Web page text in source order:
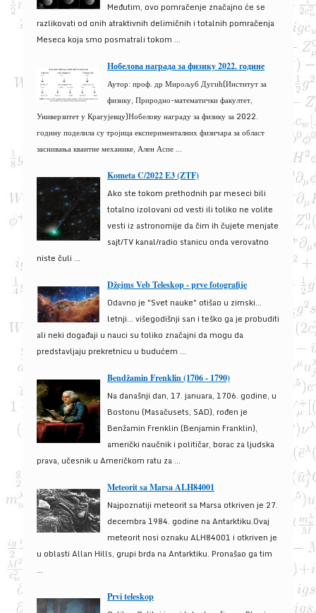
Međutim, ovo pomračenje značajno će se
razlikovati od onih atraktivnih delimičnih i totalnih pomračenja
Meseca koja smo posmatrali tokom ...
Нобелова награда за физику 2022. године
Аутор: проф. др Мирољуб Дугић(Институт за
физику, Природно-математички факултет,
Универзитет у Крагујевцу)Нобелову награду за физику за 2022.
годину поделила су тројица експерименталних физичара за област
заснивања квантне механике, Ален Аспе ...
Kometa C/2022 E3 (ZTF)
Ako ste tokom prethodnih par meseci bili
totalno izolovani od vesti ili toliko ne volite
vesti iz astronomije da čim ih čujete menjate
sajt/TV kanal/radio stanicu onda verovatno
niste čuli ...
Džejms Veb Teleskop - prve fotografije
Odavno je "Svet nauke" otišao u zimski...
letnji... višegodišnji san i teško ga je probuditi
ali neki događaji u nauci su toliko značajni da mogu da
predstavljaju prekretnicu u budućem ...
Bendžamin Frenklin (1706 - 1790)
Na današnji dan, 17. januara, 1706. godine, u
Bostonu (Masačusets, SAD), rođen je
Benžamin Frenklin (Benjamin Franklin),
američki naučnik i političar, borac za ljudska
prava, učesnik u Američkom ratu za ...
Meteorit sa Marsa ALH84001
Najpoznatiji meteorit sa Marsa otkriven je 27.
decembra 1984. godine na Antarktiku.Ovaj
meteorit nosi oznaku ALH84001 i otkriven je
u oblasti Allan Hills, grupi brda na Antarktiku. Pronašao ga tim
...
Prvi teleskop